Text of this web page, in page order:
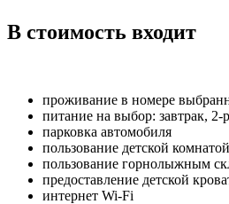
В стоимость входит
проживание в номере
питание на выбор: завтрак, 2-
парковка автомобиля
пользование детской
пользование горнолыжным
предоставление детской
интернет Wi-Fi